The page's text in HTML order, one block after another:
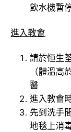
飲水機暫
進入教會
請於恒生
（體溫高
醫
進入教會
先到洗手
地毯上消